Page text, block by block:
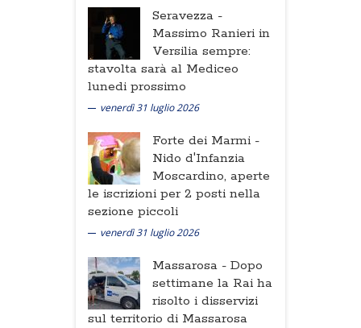
Seravezza -
Massimo Ranieri in
Versilia sempre:
stavolta sarà al Mediceo
lunedi prossimo
venerdì 31 luglio 2026
Forte dei Marmi -
Nido d'Infanzia
Moscardino, aperte
le iscrizioni per 2 posti nella
sezione piccoli
venerdì 31 luglio 2026
Massarosa - Dopo
settimane la Rai ha
risolto i disservizi
sul territorio di Massarosa